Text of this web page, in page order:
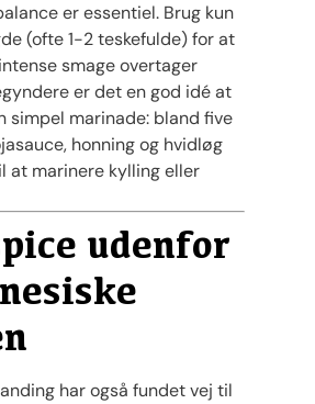
er essentiel. Brug kun
(ofte 1-2 teskefulde) for at
smage overtager
er det en god idé at
simpel marinade: bland five
honning og hvidløg
at marinere kylling eller
udenfor
har også fundet vej til